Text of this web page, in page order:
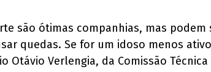
são ótimas companhias, mas
quedas. Se for um idoso menos
Otávio Verlengia, da Comissão Técnica